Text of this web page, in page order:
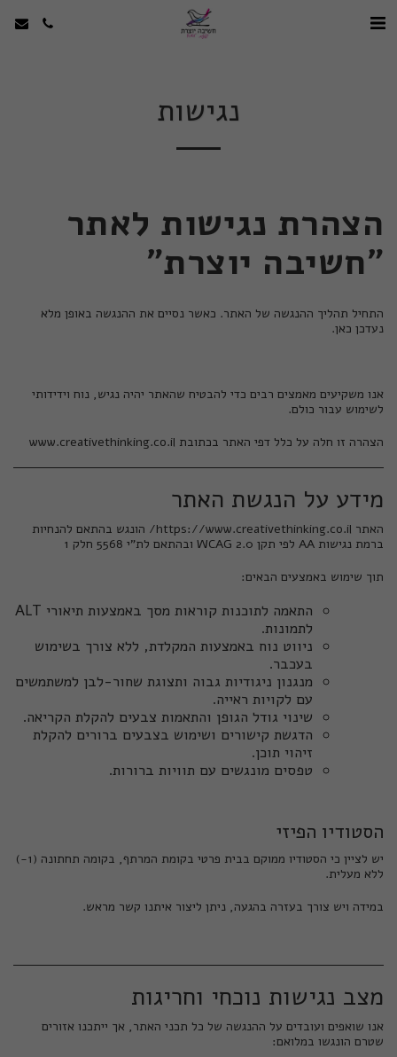
נגישות
הצהרת נגישות לאתר
"חשיבה יוצרת"
התחיל תהליך ההנגשה של האתר. כאשר נסיים את ההנגשה באופן מלא
נעדכן כאן.
אנו משקיעים מאמצים רבים כדי להבטיח שהאתר יהיה נגיש, נוח וידידותי
לשימוש עבור כולם.
הצהרה זו חלה על כלל דפי האתר בכתובת www.creativethinking.co.il
מידע על הנגשת האתר
האתר https://www.creativethinking.co.il/
הונגש בהתאם להנחיות
ברמת נגישות AA לפי תקן WCAG 2.0 ובהתאם לת"י 5568 חלק 1
תוך שימוש באמצעים הבאים:
התאמה לתוכנות קוראות מסך באמצעות תיאורי ALT
לתמונות.
ניווט נוח באמצעות המקלדת, ללא צורך בשימוש
בעכבר.
מנגנון ניגודיות גבוה ותצוגת שחור-לבן למשתמשים
עם לקויות ראייה.
שינוי גודל הגופן והתאמות צבעים להקלת הקריאה.
הדגשת קישורים ושימוש בצבעים ברורים להקלת
זיהוי תוכן.
טפסים מונגשים עם תוויות ברורות.
הסטודיו הפיזי
יש לציין כי הסטודיו ממוקם בבית פרטי בקומת המרתף, בקומה תחתונה (1-)
ללא מעלית.
במידה ויש צורך בעזרה בהגעה, ניתן ליצור איתנו קשר מראש.
מצב נגישות נוכחי וחריגות
אנו שואפים ועובדים על ההנגשה של כל תכני האתר, אך ייתכנו אזורים
שטרם הונגשו במלואם: